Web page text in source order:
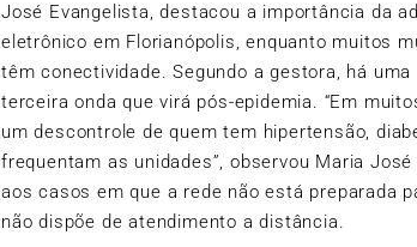
José Evangelista, destacou a importância da
eletrônico em Florianópolis, enquanto muitos
têm conectividade. Segundo a gestora, há
terceira onda que virá pós-epidemia. “Em
um descontrole de quem tem hipertensão,
frequentam as unidades”, observou Maria
aos casos em que a rede não está preparada
não dispõe de atendimento a distância.